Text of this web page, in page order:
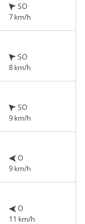
SO
7 km/h
SO
8 km/h
SO
9 km/h
O
9 km/h
O
11 km/h